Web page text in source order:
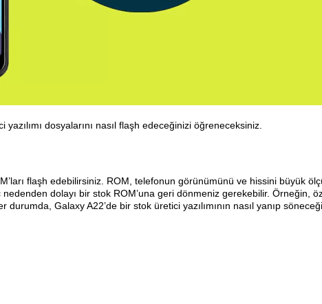
dosyalarını nasıl flaşh edeceğinizi öğreneceksiniz.
flaşh edebilirsiniz. ROM, telefonun görünümünü ve hissini büyük
dolayı bir stok ROM’una geri dönmeniz gerekebilir. Örneğin,
Galaxy A22’de bir stok üretici yazılımının nasıl yanıp